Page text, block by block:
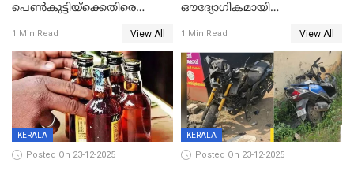
പെൺകുട്ടിയ്ക്കെതിരെ
59 വർഷം തടവും 90,൦൦൦ രൂപ
പിഴയും ശിക്ഷ
1 Min Read View All
ഔദ്യോഗികമായി
കണ്ടെത്താൻ ഇന്ന് കോർ
കമ്മിറ്റി കൂടിയില്ല';
അതൃപ്തിയുമായി ദീപ്തി മേരി
വർഗീസ്
1 Min Read View All
KERALA
Posted On 23-12-2025
KERALA
Posted On 23-12-2025